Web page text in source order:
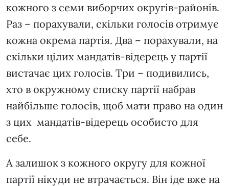
кожного з семи виборчих округів-районів.
Раз – порахували, скільки голосів отримує
кожна окрема партія. Два – порахували, на
скільки цілих мандатів-відерець у партії
вистачає цих голосів. Три – подивились,
хто в окружному списку партії набрав
найбільше голосів, щоб мати право на один
з цих мандатів-відерець особисто для
себе.
А залишок з кожного округу для кожної
партії нікуди не втрачається. Він іде вже на